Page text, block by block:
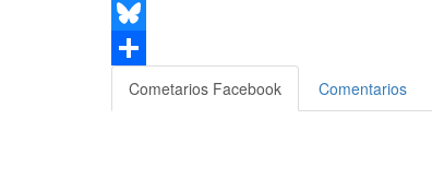
Email
Bluesky
Compartir
Cometarios Facebook Comentarios